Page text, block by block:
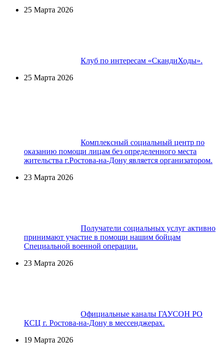
25 Марта 2026
Клуб по интересам «СкандиХоды».
25 Марта 2026
Комплексный социальный центр по
оказанию помощи лицам без определенного места
жительства г.Ростова-на-Дону является организатором.
23 Марта 2026
Получатели социальных услуг активно
принимают участие в помощи нашим бойцам
Специальной военной операции.
23 Марта 2026
Официальные каналы ГАУСОН РО
КСЦ г. Ростова-на-Дону в мессенджерах.
19 Марта 2026